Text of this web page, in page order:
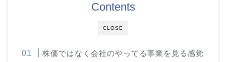
CLOSE
Contents
株価ではなく会社のやってる事業を見る感覚